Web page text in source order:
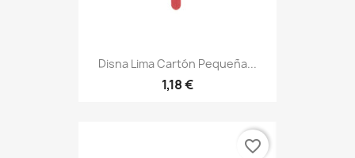
Disna Lima Cartón Pequeña...
1,18 €
favorite_border